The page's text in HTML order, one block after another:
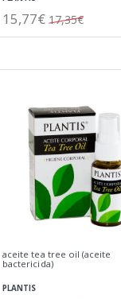
15,77€ 17,35€
aceite tea tree oil (aceite
bactericida)
PLANTIS